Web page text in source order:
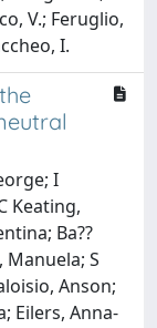
V.; Feruglio,
I.
I
Keating,
Ba??
Manuela; S
Anson;
Eilers, Anna-